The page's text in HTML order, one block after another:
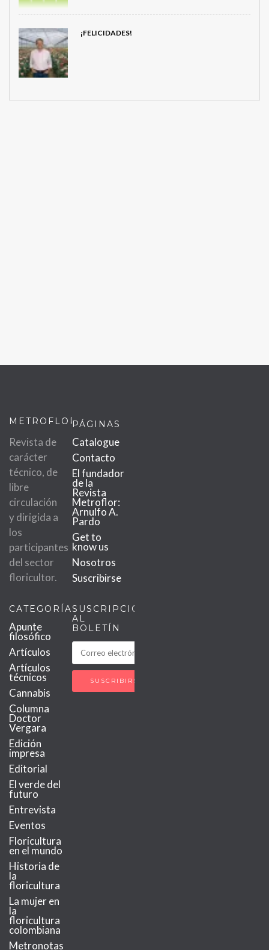
¡FELICIDADES!
METROFLOR
Revista de
carácter
técnico, de
libre
circulación
y dirigida a
los
participantes
del sector
floricultor.
PÁGINAS
Catalogue
Contacto
El fundador
de la
Revista
Metroflor:
Arnulfo A.
Pardo
Get to
know us
Nosotros
Suscribirse
CATEGORÍAS
Apunte
filosófico
Artículos
Artículos
técnicos
Cannabis
Columna
Doctor
Vergara
Edición
impresa
Editorial
El verde del
futuro
Entrevista
Eventos
Floricultura
en el mundo
Historia de
la
floricultura
La mujer en
la
floricultura
colombiana
Metronotas
SUSCRIPCIÓN
AL
BOLETÍN